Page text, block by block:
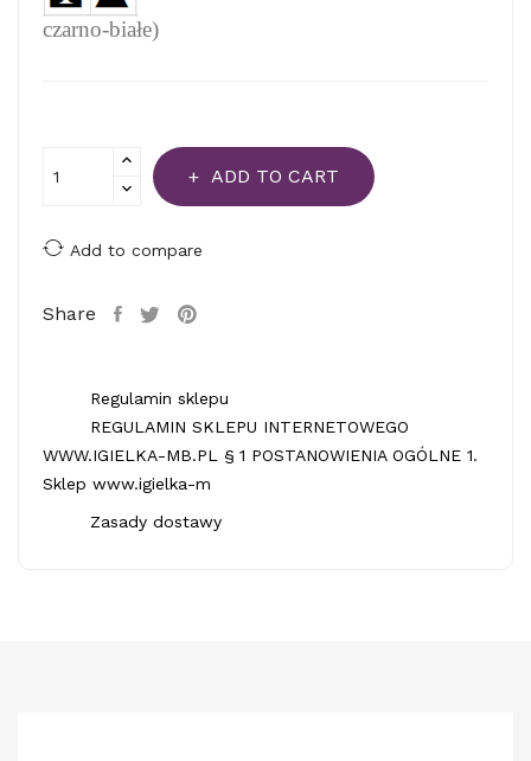
czarno-białe)
ADD TO CART
Add to compare
Share
Regulamin sklepu
REGULAMIN SKLEPU INTERNETOWEGO
WWW.IGIELKA-MB.PL § 1 POSTANOWIENIA OGÓLNE 1.
Sklep www.igielka-m
Zasady dostawy